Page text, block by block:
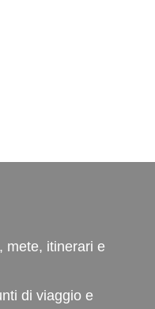
mete, itinerari e
di viaggio e